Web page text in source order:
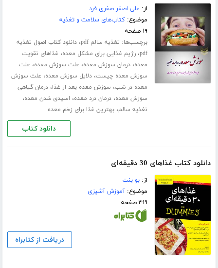
از: علی اصغر صفری فرد
موضوع:کتاب‌های سلامت و تغذیه
۱۹ صفحه
برچسب‌ها: تغذیه سالم pdf ،دانلود کتاب اصول تغذیه
pdf،رژیم غذایی برای مشکل معده، غذاهای تقویت
معده،درمان سوزش معده، علت سوزش معده، علت
سوزش معده چیست،دلایل سوزش معده، علت سوزش
معده در شب، سوزش معده بعد از غذا،درمان گیاهی
سوزش معده،درمان درد معده، اسیدی شدن معده،
تغذیه سالم،بهترین غذا برای زخم معده
دانلود کتاب
دانلود کتاب غذاهای 30 دقیقه‌ای
از:بو بنت
موضوع:آموزش آشپزی
۳۱۹ صفحه
دریافت از کتابراه